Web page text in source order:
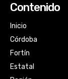
Contenido
Inicio
Córdoba
Fortín
Estatal